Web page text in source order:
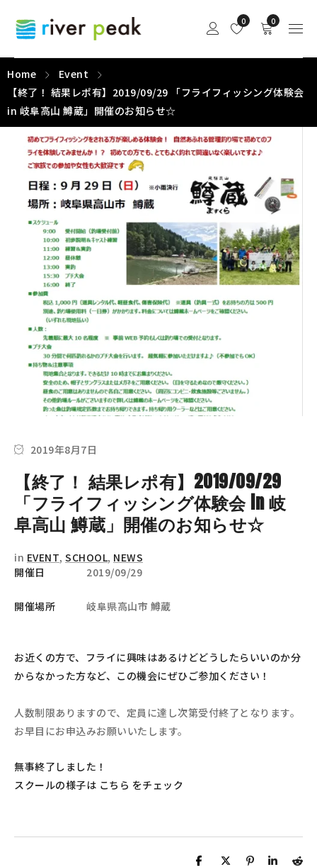
0
0
Home
Event
【終了！ 結果レポ有】2019/09/29 「フライフィッシング体験会
in 岐阜高山 鱒蔵」開催のお知らせ☆
2019年8月7日
【終了！ 結果レポ有】2019/09/29
「フライフィッシング体験会 in 岐
阜高山 鱒蔵」開催のお知らせ☆
in EVENT, SCHOOL, NEWS
開催日
2019/09/29
開催場所 岐阜県高山市 鱒蔵
お近くの方で、フライに興味はあるけどどうしたらいいのか分
からなかった方など、この機会にぜひご参加ください！
人数制限ありますので、定員に達し次第受付終了となります。
お早目にお申込みお願いいたします。
無事終了しました！
スクールの様子は こちら をチェック